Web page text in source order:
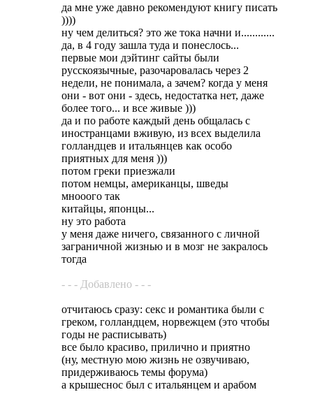
да мне уже давно рекомендуют книгу писать
))))
ну чем делиться? это же тока начни и............
да, в 4 году зашла туда и понеслось...
первые мои дэйтинг сайты были
русскоязычные, разочаровалась через 2
недели, не понимала, а зачем? когда у меня
они - вот они - здесь, недостатка нет, даже
более того... и все живые )))
да и по работе каждый день общалась с
иностранцами вживую, из всех выделила
голландцев и итальянцев как особо
приятных для меня )))
потом греки приезжали
потом немцы, американцы, шведы
мнооого так
китайцы, японцы...
ну это работа
у меня даже ничего, связанного с личной
заграничной жизнью и в мозг не закралось
тогда
- - - Добавлено - - -
отчитаюсь сразу: секс и романтика были с
греком, голландцем, норвежцем (это чтобы
годы не расписывать)
все было красиво, прилично и приятно
(ну, местную мою жизнь не озвучиваю,
придерживаюсь темы форума)
а крышеснос был с итальянцем и арабом